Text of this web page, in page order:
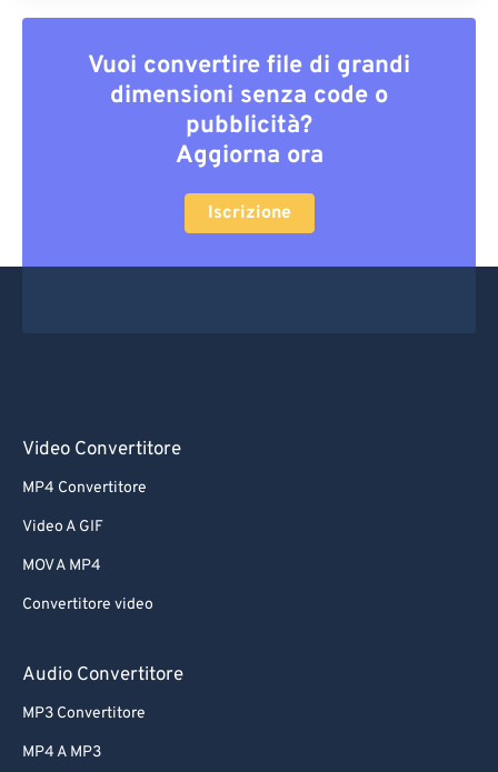
Vuoi convertire file di grandi
dimensioni senza code o
pubblicità?
Aggiorna ora
Iscrizione
Video Convertitore
MP4 Convertitore
Video A GIF
MOV A MP4
Convertitore video
Audio Convertitore
MP3 Convertitore
MP4 A MP3